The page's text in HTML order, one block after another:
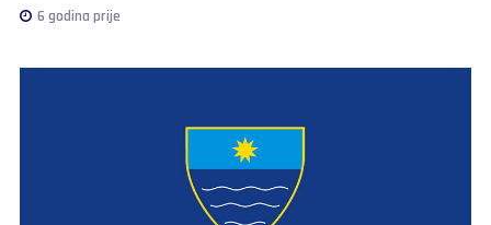
6 godina prije